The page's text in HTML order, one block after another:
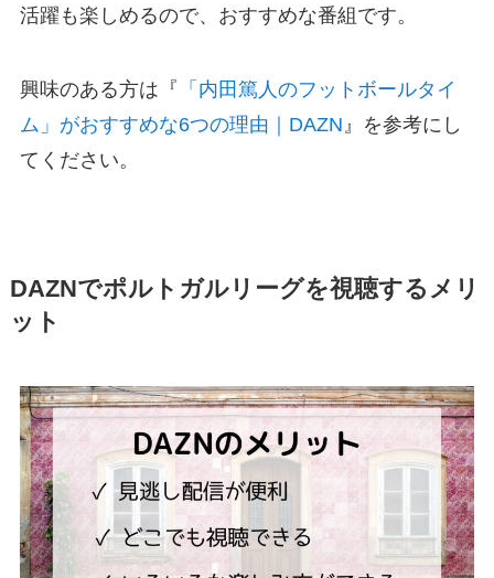
活躍も楽しめるので、おすすめな番組です。
興味のある方は『 「内田篤人のフットボールタイ
ム」がおすすめな6つの理由｜DAZN』を参考にし
てください。
DAZNでポルトガルリーグを視聴するメリ
ット